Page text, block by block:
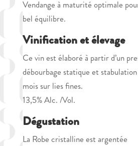
Vendange à maturité optimale
bel équilibre.
Vinification et élevage
Ce vin est élaboré à partir d’un
débourbage statique et
mois sur lies fines.
13,5% Alc. /Vol.
Dégustation
La Robe cristalline est argentée